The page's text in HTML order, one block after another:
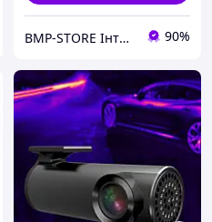
BMP-STORE Інтернет магазин 90%